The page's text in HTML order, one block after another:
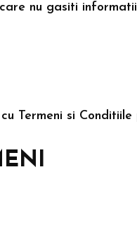
nu gasiti
Termeni si